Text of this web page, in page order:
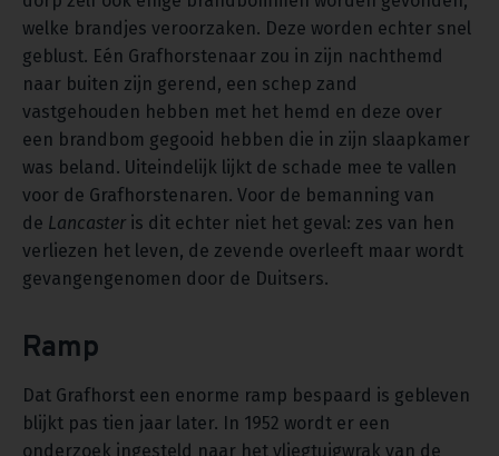
welke brandjes veroorzaken. Deze worden echter snel
geblust. Eén Grafhorstenaar zou in zijn nachthemd
naar buiten zijn gerend, een schep zand
vastgehouden hebben met het hemd en deze over
een brandbom gegooid hebben die in zijn slaapkamer
was beland. Uiteindelijk lijkt de schade mee te vallen
voor de Grafhorstenaren. Voor de bemanning van
de Lancaster is dit echter niet het geval: zes van hen
verliezen het leven, de zevende overleeft maar wordt
gevangengenomen door de Duitsers.
Ramp
Dat Grafhorst een enorme ramp bespaard is gebleven
blijkt pas tien jaar later. In 1952 wordt er een
onderzoek ingesteld naar het vliegtuigwrak van de